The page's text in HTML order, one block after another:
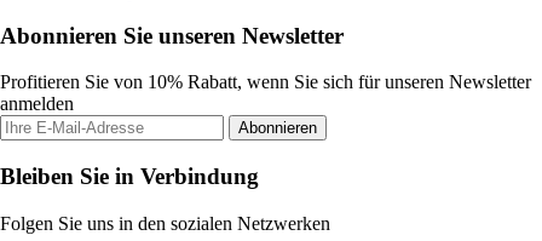
Abonnieren Sie unseren Newsletter
Profitieren Sie von 10% Rabatt, wenn Sie sich für unseren Newsletter
anmelden
Abonnieren
Bleiben Sie in Verbindung
Folgen Sie uns in den sozialen Netzwerken